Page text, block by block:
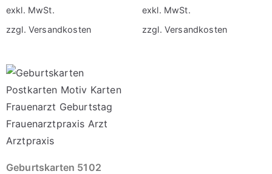
exkl. MwSt.
zzgl. Versandkosten
exkl. MwSt.
zzgl. Versandkosten
Geburtskarten 5102